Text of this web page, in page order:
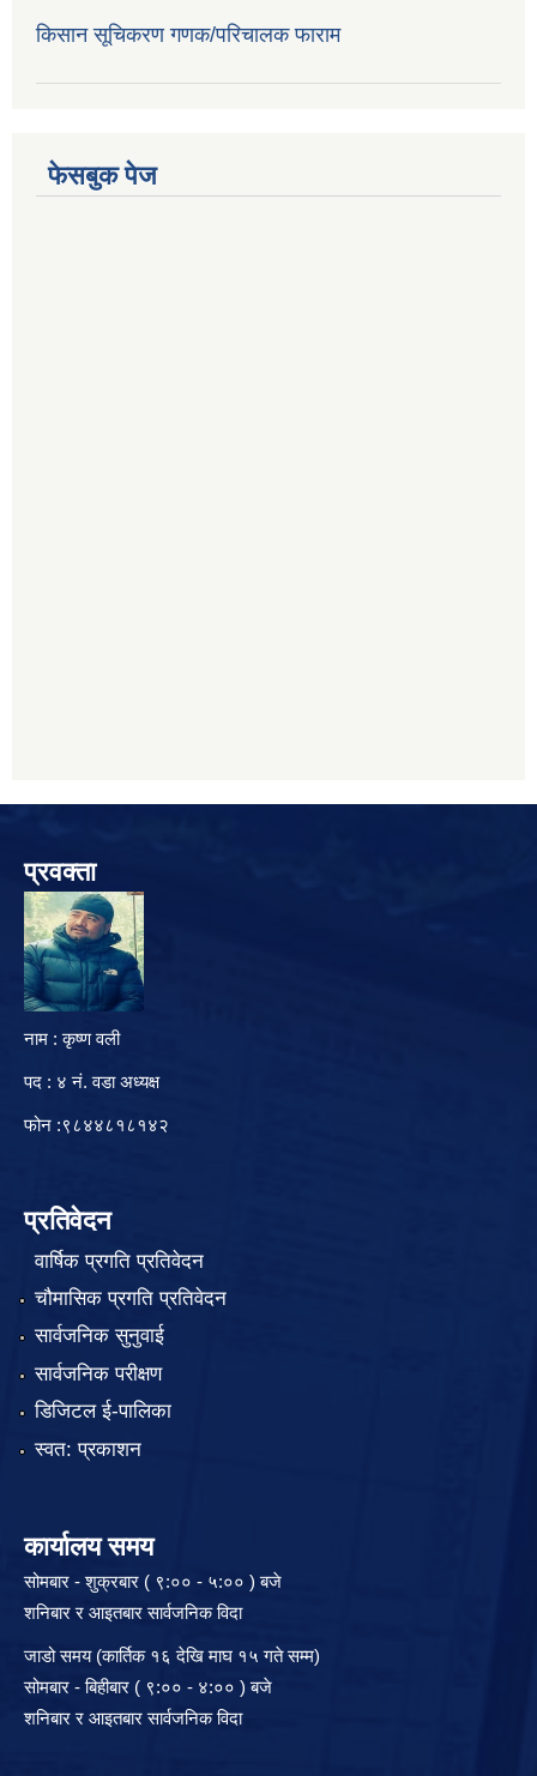
किसान सूचिकरण गणक/परिचालक फाराम
फेसबुक पेज
प्रवक्ता
नाम : कृष्ण वली
पद : ४ नं. वडा अध्यक्ष
फोन :९८४४८१८१४२
प्रतिवेदन
वार्षिक प्रगति प्रतिवेदन
चौमासिक प्रगति प्रतिवेदन
सार्वजनिक सुनुवाई
सार्वजनिक परीक्षण
डिजिटल ई-पालिका
स्वत: प्रकाशन
कार्यालय समय
सोमबार - शुक्रबार ( ९:०० - ५:०० ) बजे
शनिबार र आइतबार सार्वजनिक विदा
जाडो समय (कार्तिक १६ देखि माघ १५ गते सम्म)
सोमबार - बिहीबार ( ९:०० - ४:०० ) बजे
शनिबार र आइतबार सार्वजनिक विदा